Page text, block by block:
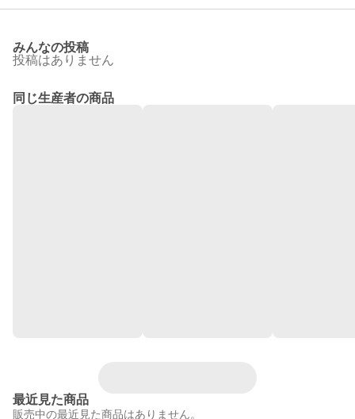
みんなの投稿
投稿はありません
同じ生産者の商品
最近見た商品
販売中の最近見た商品はありません。